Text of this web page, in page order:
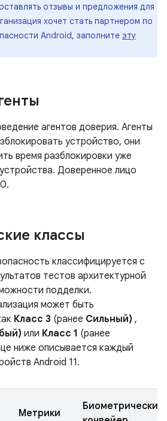
отзывы и предложения для
хочет стать партнером по
Android, заполните эту
агентов доверия. Агенты
устройство, они
время разблокировки уже
Доверенное лицо
классы
классифицируется с
тестов архитектурной
подделки.
может быть
Класс 3 (ранее Сильный) ,
или Класс 1 (ранее
ниже описывается каждый
Android 11.
Метрики
Биометрический